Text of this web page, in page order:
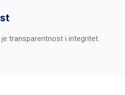
transparentnost i integritet.